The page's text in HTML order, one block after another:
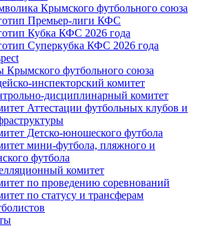
Крымского футбольного союза
Премьер-лиги КФС
Кубка КФС 2026 года
Суперкубка КФС 2026 года
Крымского футбольного союза
инспекторский комитет
дисциплинарный комитет
Аттестации футбольных клубов и
Детско-юношеского футбола
мини-футбола, пляжного и
футбола
комитет
по проведению соревнований
по статусу и трансферам